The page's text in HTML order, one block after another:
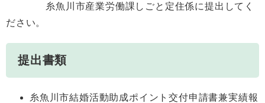
糸魚川市産業労働課しごと定住係に提出してく
ださい。
提出書類
糸魚川市結婚活動助成ポイント交付申請書兼実績報